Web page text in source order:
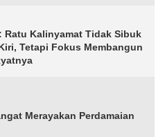
Ratu Kalinyamat Tidak Sibuk
Tetapi Fokus Membangun
Merayakan Perdamaian